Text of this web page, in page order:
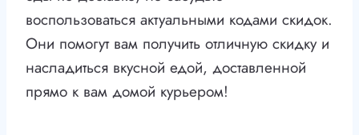
воспользоваться актуальными кодами скидок.
Они помогут вам получить отличную скидку и
насладиться вкусной едой, доставленной
прямо к вам домой курьером!